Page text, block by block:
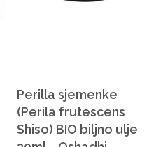
Perilla sjemenke
(Perila frutescens
Shiso) BIO biljno ulje